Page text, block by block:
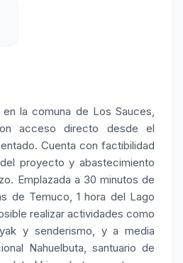
la comuna de Los Sauces,
acceso directo desde el
Cuenta con factibilidad
proyecto y abastecimiento
Emplazada a 30 minutos de
de Temuco, 1 hora del Lago
realizar actividades como
y senderismo, y a media
Nahuelbuta, santuario de